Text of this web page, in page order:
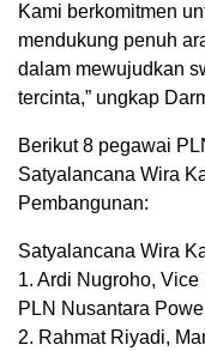
Kami berkomitmen
mendukung penuh
dalam mewujudkan
tercinta,” ungkap
Berikut 8 pegawai
Satyalancana Wira
Pembangunan:
Satyalancana Wira
1. Ardi Nugroho,
PLN Nusantara
2. Rahmat Riyadi,